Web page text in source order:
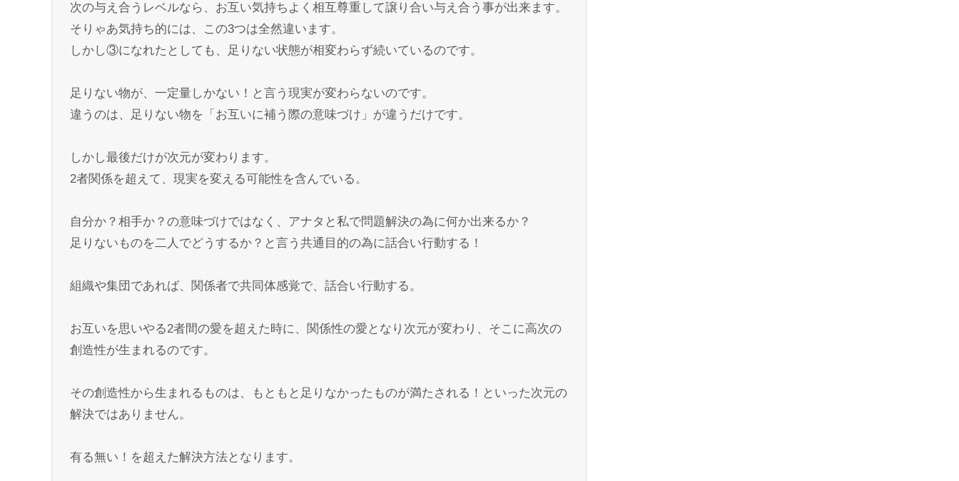
次の与え合うレベルなら、お互い気持ちよく相互尊重して譲り合い与え合う事が出来ます。
そりゃあ気持ち的には、この3つは全然違います。
しかし③になれたとしても、足りない状態が相変わらず続いているのです。
足りない物が、一定量しかない！と言う現実が変わらないのです。
違うのは、足りない物を「お互いに補う際の意味づけ」が違うだけです。
しかし最後だけが次元が変わります。
2者関係を超えて、現実を変える可能性を含んでいる。
自分か？相手か？の意味づけではなく、アナタと私で問題解決の為に何か出来るか？
足りないものを二人でどうするか？と言う共通目的の為に話合い行動する！
組織や集団であれば、関係者で共同体感覚で、話合い行動する。
お互いを思いやる2者間の愛を超えた時に、関係性の愛となり次元が変わり、そこに高次の
創造性が生まれるのです。
その創造性から生まれるものは、もともと足りなかったものが満たされる！といった次元の
解決ではありません。
有る無い！を超えた解決方法となります。